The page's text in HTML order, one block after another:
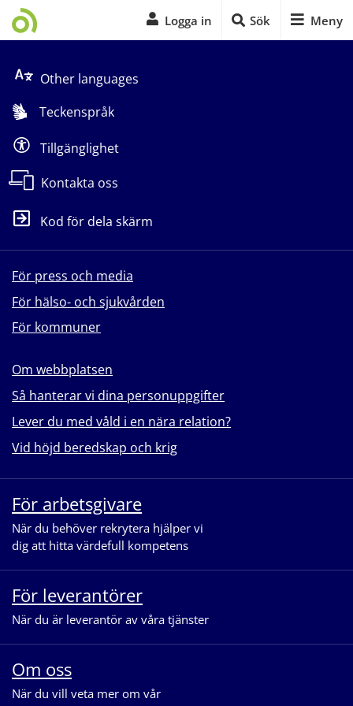
Logga in Sök Meny
Other languages
Teckenspråk
Tillgänglighet
Kontakta oss
Kod för dela skärm
För press och media
För hälso- och sjukvården
För kommuner
Om webbplatsen
Så hanterar vi dina personuppgifter
Lever du med våld i en nära relation?
Vid höjd beredskap och krig
För arbetsgivare
När du behöver rekrytera hjälper vi
dig att hitta värdefull kompetens
För leverantörer
När du är leverantör av våra tjänster
Om oss
När du vill veta mer om vår